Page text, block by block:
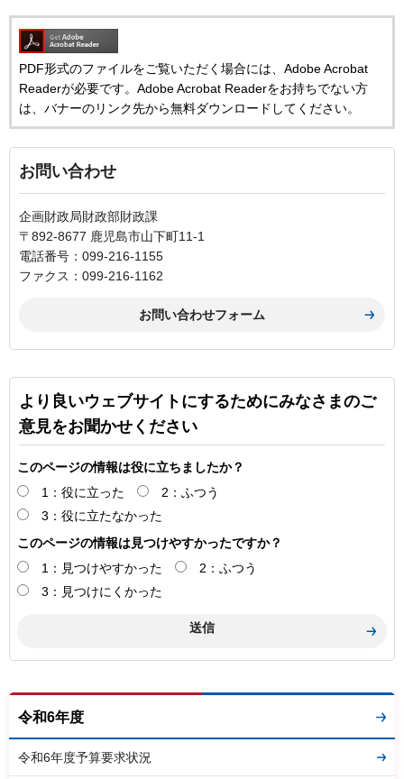
PDF形式のファイルをご覧いただく場合には、Adobe Acrobat
Readerが必要です。Adobe Acrobat Readerをお持ちでない方
は、バナーのリンク先から無料ダウンロードしてください。
お問い合わせ
企画財政局財政部財政課
〒892-8677 鹿児島市山下町11-1
電話番号：099-216-1155
ファクス：099-216-1162
より良いウェブサイトにするためにみなさまのご
意見をお聞かせください
このページの情報は役に立ちましたか？
1：役に立った
2：ふつう
3：役に立たなかった
このページの情報は見つけやすかったですか？
1：見つけやすかった
2：ふつう
3：見つけにくかった
令和6年度
令和6年度予算要求状況